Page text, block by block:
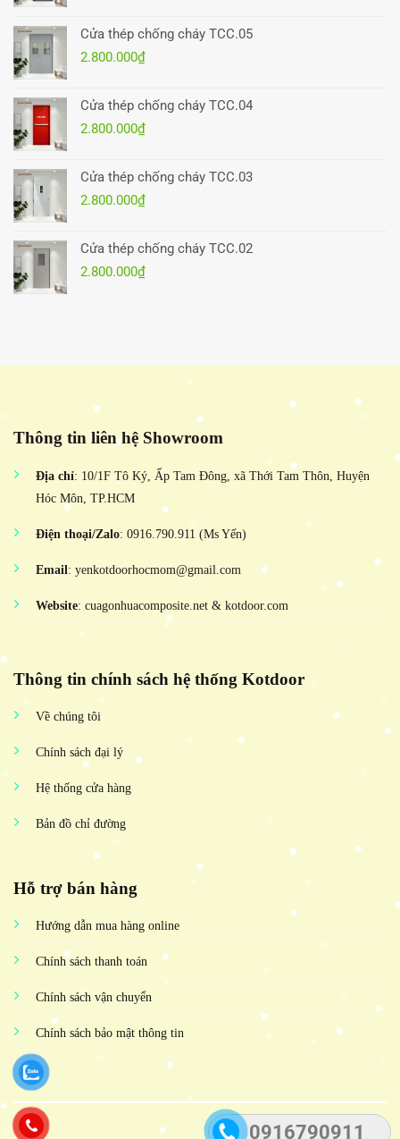
0916790911
Cửa thép chống cháy TCC.05
2.800.000₫
Cửa thép chống cháy TCC.04
2.800.000₫
Cửa thép chống cháy TCC.03
2.800.000₫
Cửa thép chống cháy TCC.02
2.800.000₫
Thông tin liên hệ Showroom
Địa chỉ: 10/1F Tô Ký, Ấp Tam Đông, xã Thới Tam Thôn, Huyện
Hóc Môn, TP.HCM
Điện thoại/Zalo: 0916.790.911 (Ms Yến)
Email: yenkotdoorhocmom@gmail.com
Website: cuagonhuacomposite.net & kotdoor.com
Thông tin chính sách hệ thống Kotdoor
Về chúng tôi
Chính sách đại lý
Hệ thống cửa hàng
Bản đồ chỉ đường
Hỗ trợ bán hàng
Hướng dẫn mua hàng online
Chính sách thanh toán
Chính sách vận chuyển
Chính sách bảo mật thông tin